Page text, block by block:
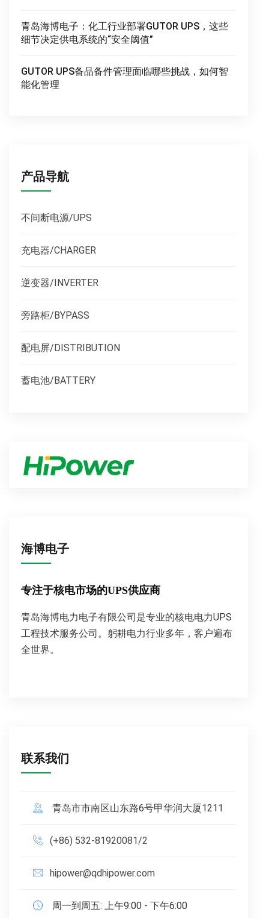
青岛海博电子：化工行业部署GUTOR UPS，这些
细节决定供电系统的“安全阈值”
GUTOR UPS备品备件管理面临哪些挑战，如何智
能化管理
产品导航
不间断电源/UPS
充电器/CHARGER
逆变器/INVERTER
旁路柜/BYPASS
配电屏/DISTRIBUTION
蓄电池/BATTERY
海博电子
专注于核电市场的UPS供应商
青岛海博电力电子有限公司是专业的核电电力UPS
工程技术服务公司。躬耕电力行业多年，客户遍布
全世界。
联系我们
青岛市市南区山东路6号甲华润大厦1211
(+86) 532-81920081/2
hipower@qdhipower.com
周一到周五: 上午9:00 - 下午6:00